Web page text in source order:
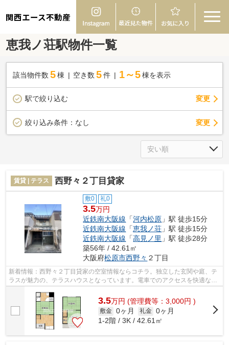
関西エース不動産
恵我ノ荘駅物件一覧
該当物件数 5棟 空き数 5 件 1～5 棟を表示
駅で絞り込む 変更
絞り込み条件： なし 変更
賃貸 | テラス 西野々２丁目貸家
敷0 礼0
3.5万円
近鉄南大阪線 「河内松原 」駅 徒歩15分
近鉄南大阪線 「恵我ノ荘 」駅 徒歩15分
近鉄南大阪線 「高見ノ里 」駅 徒歩28分
築56年 / 42.61㎡
大阪府松原市西野々 ２丁目
新着情報：西野々２丁目貸家の空室情報ならコチラ。独立した玄関や庭、テ
ラスが魅力の、テラスハウスとなっています。電車でのアクセスを快適なも
のにする、2駅利用可能な物件です。こ...
3.5万円 (管理費等：3,000円 )
敷金 0ヶ月 礼金 0ヶ月
1-2階 / 3K / 42.61㎡